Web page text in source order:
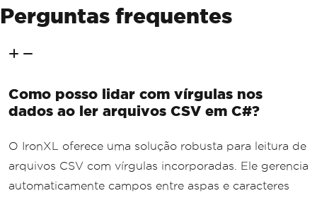
Perguntas frequentes
Como posso lidar com vírgulas nos
dados ao ler arquivos CSV em C#?
O IronXL oferece uma solução robusta para leitura de
arquivos CSV com vírgulas incorporadas. Ele gerencia
automaticamente campos entre aspas e caracteres